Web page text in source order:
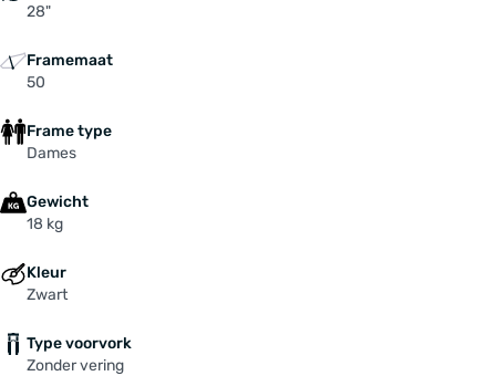
28"
Framemaat
50
Frame type
Dames
Gewicht
18 kg
Kleur
Zwart
Type voorvork
Zonder vering